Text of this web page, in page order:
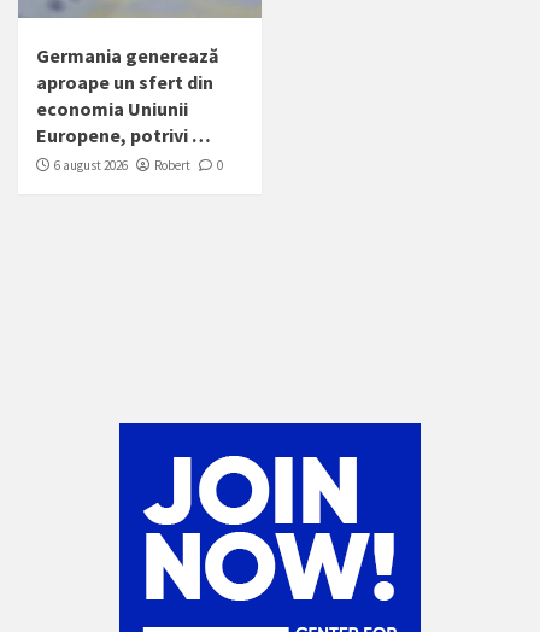
Germania generează
aproape un sfert din
economia Uniunii
Europene, potrivi …
6 august 2026 Robert 0